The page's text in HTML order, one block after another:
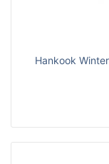
Hankook